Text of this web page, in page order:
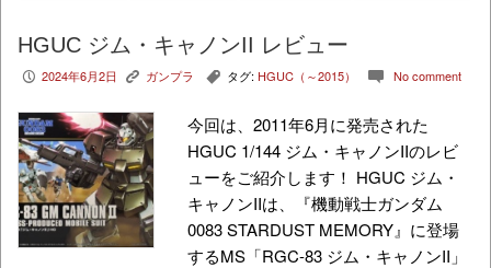
HGUC ジム・キャノンII レビュー
P 2024年6月2日 K ガンプラ , タグ: HGUC（～2015） c No comment
今回は、2011年6月に発売された
HGUC 1/144 ジム・キャノンIIのレビ
ューをご紹介します！ HGUC ジム・
キャノンIIは、『機動戦士ガンダム
0083 STARDUST MEMORY』に登場
するMS「RGC-83 ジム・キャノンII」